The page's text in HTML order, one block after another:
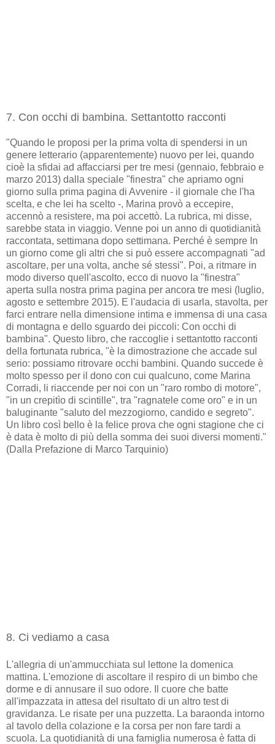
7. Con occhi di bambina. Settantotto racconti
"Quando le proposi per la prima volta di spendersi in un
genere letterario (apparentemente) nuovo per lei, quando
cioè la sfidai ad affacciarsi per tre mesi (gennaio, febbraio e
marzo 2013) dalla speciale "finestra" che apriamo ogni
giorno sulla prima pagina di Avvenire - il giornale che l'ha
scelta, e che lei ha scelto -, Marina provò a eccepire,
accennò a resistere, ma poi accettò. La rubrica, mi disse,
sarebbe stata in viaggio. Venne poi un anno di quotidianità
raccontata, settimana dopo settimana. Perché è sempre In
un giorno come gli altri che si può essere accompagnati "ad
ascoltare, per una volta, anche sé stessi". Poi, a ritmare in
modo diverso quell'ascolto, ecco di nuovo la "finestra"
aperta sulla nostra prima pagina per ancora tre mesi (luglio,
agosto e settembre 2015). E l'audacia di usarla, stavolta, per
farci entrare nella dimensione intima e immensa di una casa
di montagna e dello sguardo dei piccoli: Con occhi di
bambina". Questo libro, che raccoglie i settantotto racconti
della fortunata rubrica, "è la dimostrazione che accade sul
serio: possiamo ritrovare occhi bambini. Quando succede è
molto spesso per il dono con cui qualcuno, come Marina
Corradi, li riaccende per noi con un "raro rombo di motore",
"in un crepitìo di scintille", tra "ragnatele come oro" e in un
baluginante "saluto del mezzogiorno, candido e segreto".
Un libro così bello è la felice prova che ogni stagione che ci
è data è molto di più della somma dei suoi diversi momenti."
(Dalla Prefazione di Marco Tarquinio)
8. Ci vediamo a casa
L'allegria di un'ammucchiata sul lettone la domenica
mattina. L'emozione di ascoltare il respiro di un bimbo che
dorme e di annusare il suo odore. Il cuore che batte
all'impazzata in attesa del risultato di un altro test di
gravidanza. Le risate per una puzzetta. La baraonda intorno
al tavolo della colazione e la corsa per non fare tardi a
scuola. La quotidianità di una famiglia numerosa è fatta di